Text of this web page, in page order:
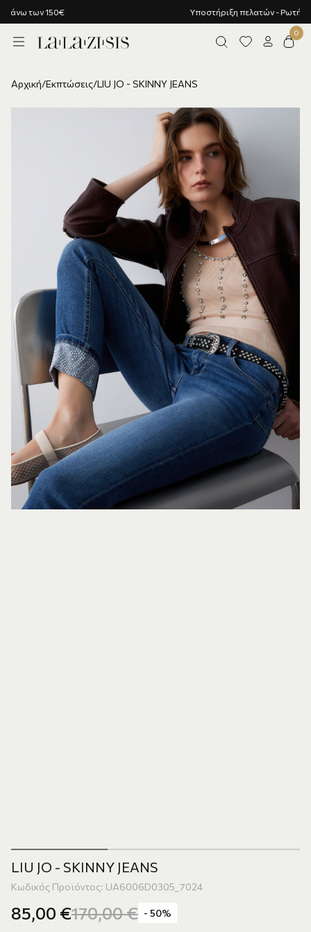
Υποστήριξη πελατών - Ρωτήστε μας!
Αρχική/Εκπτώσεις/LIU JO - SKINNY JEANS
LIU JO - SKINNY JEANS
Κωδικός Προϊόντος: UA6006D0305_7024
170,00€
85,00 € - 50%